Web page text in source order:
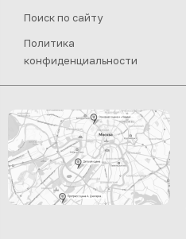
Поиск по сайту
Политика
конфиденциальности